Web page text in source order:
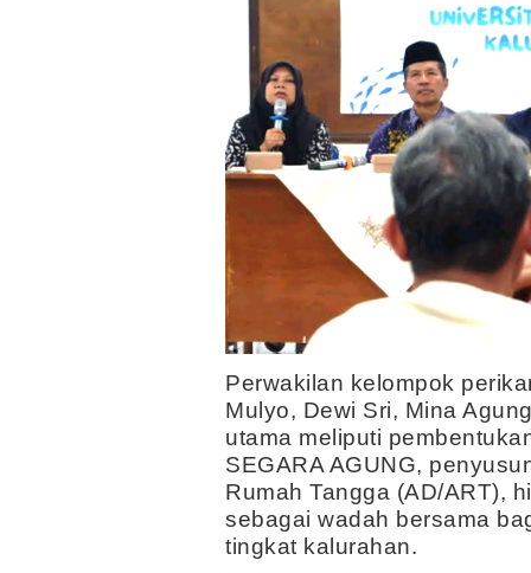
Perwakilan kelompok
Mulyo, Dewi Sri, Mina
utama meliputi
SEGARA AGUNG,
Rumah Tangga (AD/ART),
sebagai wadah bersama
tingkat kalurahan.